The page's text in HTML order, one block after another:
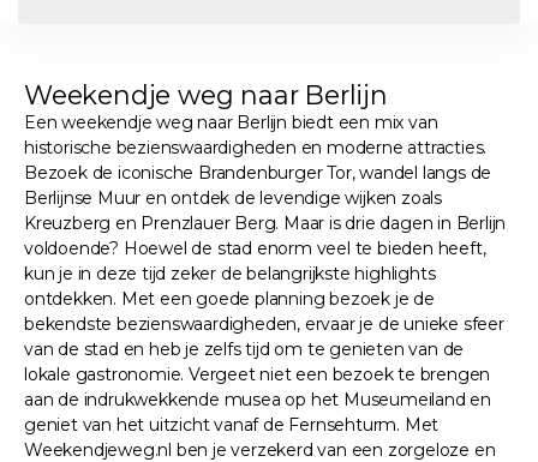
Weekendje weg naar Berlijn
Een weekendje weg naar Berlijn biedt een mix van
historische bezienswaardigheden en moderne attracties.
Bezoek de iconische Brandenburger Tor, wandel langs de
Berlijnse Muur en ontdek de levendige wijken zoals
Kreuzberg en Prenzlauer Berg. Maar is drie dagen in Berlijn
voldoende? Hoewel de stad enorm veel te bieden heeft,
kun je in deze tijd zeker de belangrijkste highlights
ontdekken. Met een goede planning bezoek je de
bekendste bezienswaardigheden, ervaar je de unieke sfeer
van de stad en heb je zelfs tijd om te genieten van de
lokale gastronomie. Vergeet niet een bezoek te brengen
aan de indrukwekkende musea op het Museumeiland en
geniet van het uitzicht vanaf de Fernsehturm. Met
Weekendjeweg.nl ben je verzekerd van een zorgeloze en